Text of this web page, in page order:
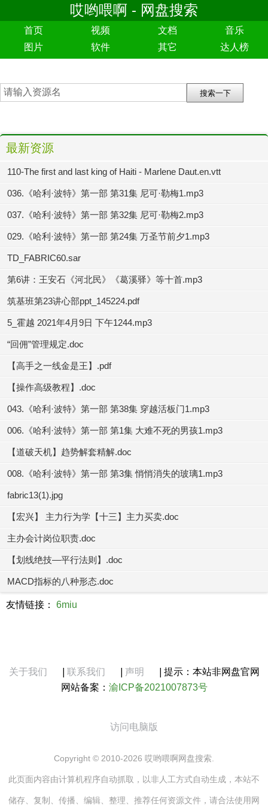
哎哟喂啊 - 网盘搜索
首页 视频 文档
音乐
图片
软件 其它 达人榜
最新资源
110-The first and last king of Haiti - Marlene Daut.en.vtt
036.《哈利·波特》第一部 第31集 尼可·勒梅1.mp3
037.《哈利·波特》第一部 第32集 尼可·勒梅2.mp3
029.《哈利·波特》第一部 第24集 万圣节前夕1.mp3
TD_FABRIC60.sar
第6讲：王安石《河北民》《葛溪驿》等十首.mp3
筑基班第23讲心部ppt_145224.pdf
5_霍越 2021年4月9日 下午1244.mp3
“回佣”管理规定.doc
【高手之一线金是王】.pdf
【操作高级教程】.doc
043.《哈利·波特》第一部 第38集 穿越活板门1.mp3
006.《哈利·波特》第一部 第1集 大难不死的男孩1.mp3
【道破天机】趋势解套精解.doc
008.《哈利·波特》第一部 第3集 悄悄消失的玻璃1.mp3
fabric13(1).jpg
【宏兴】 主力行为学【十三】主力买卖.doc
主办会计岗位职责.doc
【划线绝技—平行法则】.doc
MACD指标的八种形态.doc
友情链接： 6miu
关于我们 联系我们 声明
提示：本站非网盘官网
网站备案： 渝ICP备2021007873号
访问电脑版
Copyright © 2010-2026 哎哟喂啊网盘搜索.
此页面内容由计算机程序自动抓取，以非人工方式自动生成，本站不
储存、复制、传播、编辑、整理、推荐任何资源文件，请合法使用网